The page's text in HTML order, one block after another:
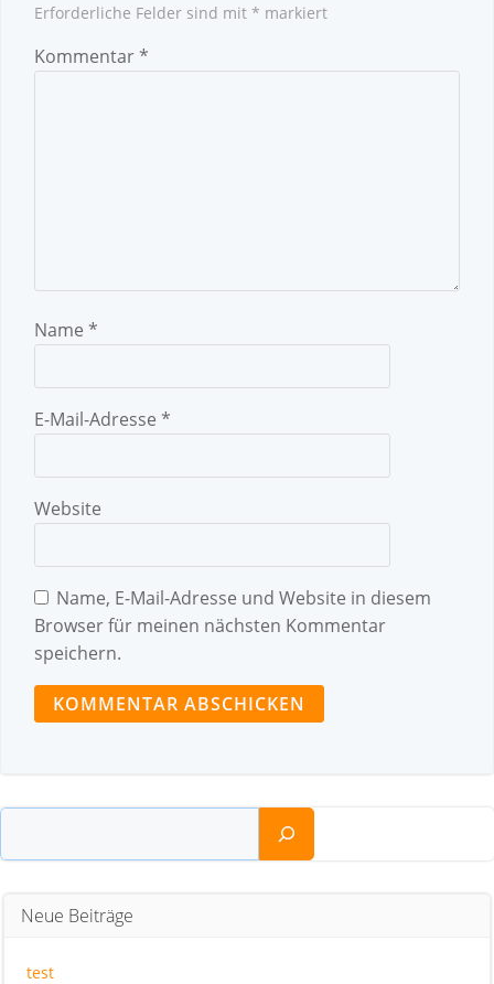
Erforderliche Felder sind mit * markiert
Kommentar*
Name *
E-Mail-Adresse *
Website
Name, E-Mail-Adresse und Website in diesem
Browser für meinen nächsten Kommentar
speichern.
Suchen
Neue Beiträge
test